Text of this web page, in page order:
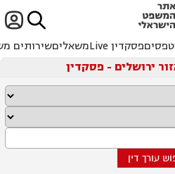
ﱐ
טפסיםפסקדין Live משאליםשירותים
ירושלים - פסקדין
עורך דין